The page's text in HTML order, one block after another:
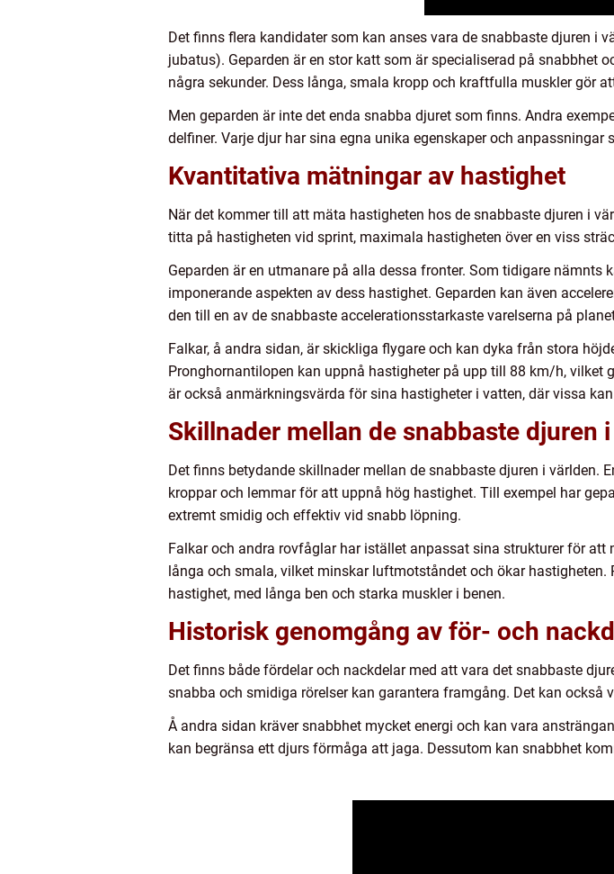
Det finns flera kandidater som kan anses vara de snabbaste djuren i
jubatus). Geparden är en stor katt som är specialiserad på
några sekunder. Dess långa, smala kropp och kraftfulla muskler gör
Men geparden är inte det enda snabba djuret som finns. Andra
delfiner. Varje djur har sina egna unika egenskaper och anpassningar
Kvantitativa mätningar av hastighet
När det kommer till att mäta hastigheten hos de snabbaste djuren i
titta på hastigheten vid sprint, maximala hastigheten över en viss
Geparden är en utmanare på alla dessa fronter. Som tidigare
imponerande aspekten av dess hastighet. Geparden kan även
den till en av de snabbaste accelerationsstarkaste varelserna på
Falkar, å andra sidan, är skickliga flygare och kan dyka från stora
Pronghornantilopen kan uppnå hastigheter på upp till 88 km/h, vilket
är också anmärkningsvärda för sina hastigheter i vatten, där vissa
Skillnader mellan de snabbaste djuren
Det finns betydande skillnader mellan de snabbaste djuren i världen.
kroppar och lemmar för att uppnå hög hastighet. Till exempel har
extremt smidig och effektiv vid snabb löpning.
Falkar och andra rovfåglar har istället anpassat sina strukturer för
långa och smala, vilket minskar luftmotståndet och ökar
hastighet, med långa ben och starka muskler i benen.
Historisk genomgång av för- och
Det finns både fördelar och nackdelar med att vara det snabbaste
snabba och smidiga rörelser kan garantera framgång. Det kan
Å andra sidan kräver snabbhet mycket energi och kan vara
kan begränsa ett djurs förmåga att jaga. Dessutom kan snabbhet